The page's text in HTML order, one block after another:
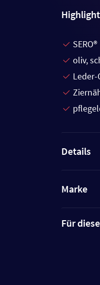
SERO®
oliv,
Details
Marke
Für